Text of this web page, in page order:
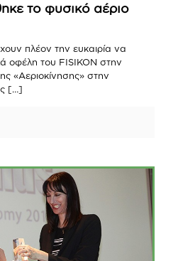
το φυσικό αέριο
πλέον την ευκαιρία να
οφέλη του FISIKON στην
«Αεριοκίνησης» στην
[…]